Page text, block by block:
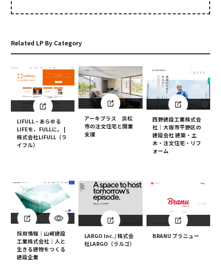
Related LP By Category
LIFULL – あらゆる
LIFEを、FULLに。 |
株式会社LIFULL（ラ
イフル）
アーキプラス 浜松
市の注文住宅と開業
支援
西野建設工業株式会
社｜大阪市平野区の
建設会社 建築・土
木・注文住宅・リフ
ォーム
採用情報｜山﨑建設
工業株式会社｜人と
生きる建物をつくる
建設企業
LARGO Inc. / 株式会
社LARGO（ラルゴ）
BRANU ブラニュー